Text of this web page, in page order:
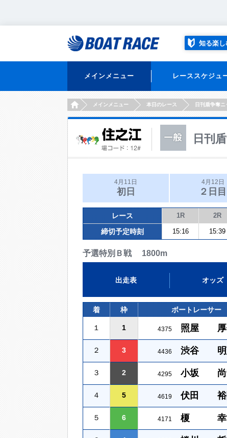
知る楽し
メインメニュー レーススケジュ
HOMEメインメニュー 本日のレース 日刊盾争奪
日刊
4月11日
初日
4月12日
２日目
レース 1R 2R
締切予定時刻 15:16 15:39
予選特別Ｂ戦 1800m
出走表 オッズ
着 枠 ボートレーサー
１ 1 4375 照屋 厚
２ 3 4436 渋谷 明
３ 2 4295 小坂 尚
４ 5 4619 伏田 裕
５ 6 4171 榎 幸